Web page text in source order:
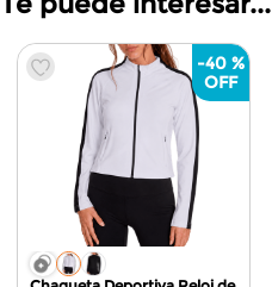
-40 %
Falda Short Mini Deportiva
Borgoña S
8, 70 USD 14
6,590.61
Agregar